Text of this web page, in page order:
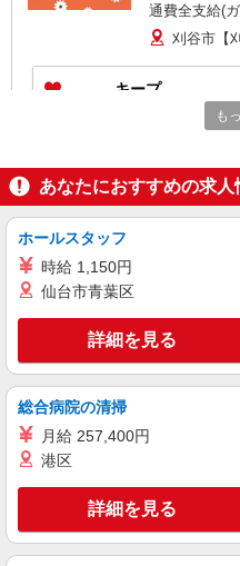
通費全支給(
刈谷市【
キープ
ス
未経験・無
時給
り） ※給
愛知県刈谷
3000ヶ所以
お好きな勤務
キープ
派遣社員
株式会社kotrio /●NG-H-2029447
夕方までの
時給1500
通費全支給(
刈谷市【
も
あなたにおすすめの求人
ホールスタッフ
時給 1,150円
仙台市青葉区
詳細を見る
総合病院の清掃
月給 257,400円
港区
詳細を見る